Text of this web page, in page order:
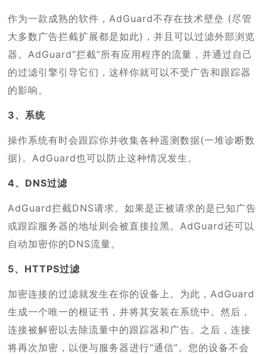
作为一款成熟的软件，AdGuard不存在技术壁垒 (尽管
大多数广告拦截扩展都是如此)，并且可以过滤外部浏览
器。AdGuard“拦截”所有应用程序的流量，并通过自己
的过滤引擎引导它们，这样你就可以不受广告和跟踪器
的影响。
3、系统
操作系统有时会跟踪你并收集各种遥测数据(一堆诊断数
据)。AdGuard也可以防止这种情况发生。
4、DNS过滤
AdGuard拦截DNS请求。如果是正被请求的是已知广告
或跟踪服务器的地址则会被直接拉黑。AdGuard还可以
自动加密你的DNS流量。
5、HTTPS过滤
加密连接的过滤就发生在你的设备上。为此，AdGuard
生成一个唯一的根证书，并将其安装在系统中。然后，
连接被解密以去除流量中的跟踪器和广告。之后，连接
将再次加密，以便与服务器进行“通信”。您的设备不会